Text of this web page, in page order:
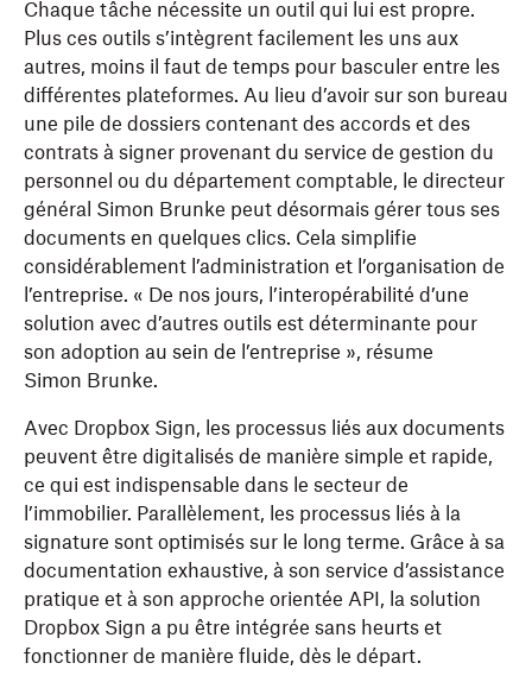
Chaque tâche nécessite un outil qui lui est propre.
Plus ces outils s’intègrent facilement les uns aux
autres, moins il faut de temps pour basculer entre les
différentes plateformes. Au lieu d’avoir sur son bureau
une pile de dossiers contenant des accords et des
contrats à signer provenant du service de gestion du
personnel ou du département comptable, le directeur
général Simon Brunke peut désormais gérer tous ses
documents en quelques clics. Cela simplifie
considérablement l’administration et l’organisation de
l’entreprise. « De nos jours, l’interopérabilité d’une
solution avec d’autres outils est déterminante pour
son adoption au sein de l’entreprise », résume
Simon Brunke.
Avec Dropbox Sign, les processus liés aux documents
peuvent être digitalisés de manière simple et rapide,
ce qui est indispensable dans le secteur de
l’immobilier. Parallèlement, les processus liés à la
signature sont optimisés sur le long terme. Grâce à sa
documentation exhaustive, à son service d’assistance
pratique et à son approche orientée API, la solution
Dropbox Sign a pu être intégrée sans heurts et
fonctionner de manière fluide, dès le départ.